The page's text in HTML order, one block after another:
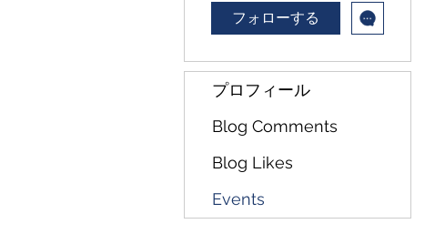
フォローする
プロフィール
Blog Comments
Blog Likes
Events